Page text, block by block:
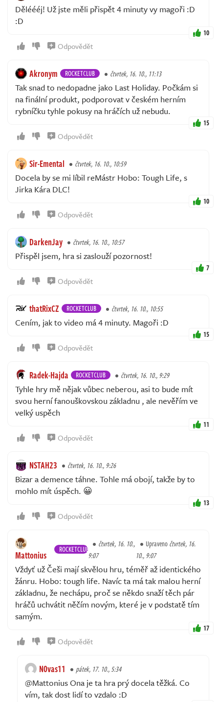
Děléééj! Už jste měli přispět 4 minuty vy magoři :D
:D
10
Odpovědět
Akronym ROCKETCLUB čtvrtek, 16. 10., 11:13
Tak snad to nedopadne jako Last Holiday. Počkám si
na finální produkt, podporovat v českém herním
rybníčku tyhle pokusy na hráčích už nebudu.
15
Odpovědět
Sir-Emental čtvrtek, 16. 10., 10:59
Docela by se mi líbil reMástr Hobo: Tough Life, s
Jirka Kára DLC!
10
Odpovědět
DarkenJay čtvrtek, 16. 10., 10:57
Přispěl jsem, hra si zaslouží pozornost!
7
Odpovědět
thatRixCZ ROCKETCLUB čtvrtek, 16. 10., 10:55
Cením, jak to video má 4 minuty. Magoři :D
15
Odpovědět
Radek-Hajda ROCKETCLUB čtvrtek, 16. 10., 9:29
Tyhle hry mě nějak vůbec neberou, asi to bude mít
svou herní fanouškovskou základnu , ale nevěřím ve
velký uspěch
11
Odpovědět
NSTAH23 čtvrtek, 16. 10., 9:26
Bizar a demence táhne. Tohle má obojí, takže by to
mohlo mít úspěch. 😀
13
Odpovědět
Mattonius ROCKETCLUB
čtvrtek, 16. 10.,
9:07
Upravenočtvrtek, 16.
10., 9:07
Vždyť už Češi mají skvělou hru, téměř až identického
žánru. Hobo: tough life. Navíc ta má tak malou herní
základnu, že nechápu, proč se někdo snaží těch pár
hráčů uchvátit něčím novým, které je v podstatě tím
samým.
17
Odpovědět
N0vas11 pátek, 17. 10., 5:34
@Mattonius Ona je ta hra prý docela těžká. Co
vím, tak dost lidí to vzdalo :D